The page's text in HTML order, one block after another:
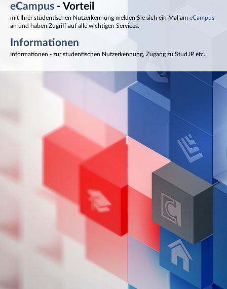
eCampus - Vorteil
mit Ihrer studentischen Nutzerkennung melden Sie sich ein Mal am eCampus
an und haben Zugriff auf alle wichtigen Services.
Informationen
Informationen - zur studentischen Nutzerkennung, Zugang zu Stud.IP etc.